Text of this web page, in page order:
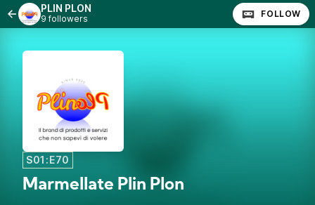
PLIN PLON
9 followers FOLLOW
S01:E70
Marmellate Plin Plon